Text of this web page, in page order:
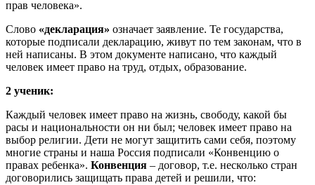
прав человека».
Слово «декларация» означает заявление. Те государства,
которые подписали декларацию, живут по тем законам, что в
ней написаны. В этом документе написано, что каждый
человек имеет право на труд, отдых, образование.
2 ученик:
Каждый человек имеет право на жизнь, свободу, какой бы
расы и национальности он ни был; человек имеет право на
выбор религии. Дети не могут защитить сами себя, поэтому
многие страны и наша Россия подписали «Конвенцию о
правах ребенка». Конвенция – договор, т.е. несколько стран
договорились защищать права детей и решили, что: